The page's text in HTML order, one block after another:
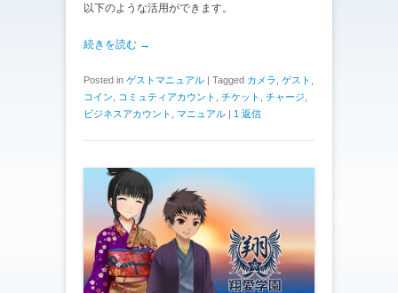
以下のような活用ができます。
続きを読む →
Posted in ゲストマニュアル | Tagged カメラ ゲスト
コイン
コミュティアカウント チケット チャージ
ビジネスアカウント
マニュアル | 1 返信